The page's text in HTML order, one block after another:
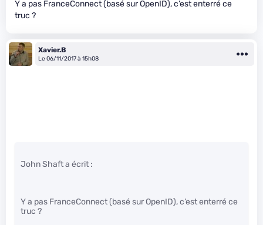
Y a pas FranceConnect (basé sur OpenID), c’est enterré ce
truc ?
Xavier.B
Le 06/11/2017 à 15h08
John Shaft a écrit :
Y a pas FranceConnect (basé sur OpenID), c’est enterré ce
truc ?